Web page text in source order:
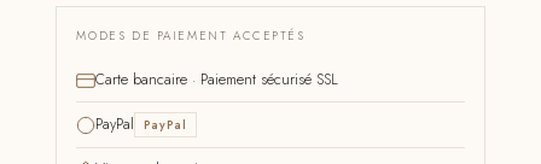
MODES DE PAIEMENT ACCEPTÉS
Carte bancaire · Paiement sécurisé SSL
PayPal PayPal